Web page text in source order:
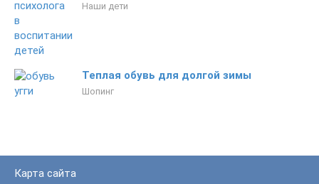
Наши дети
Теплая обувь для долгой зимы
Шопинг
Карта сайта